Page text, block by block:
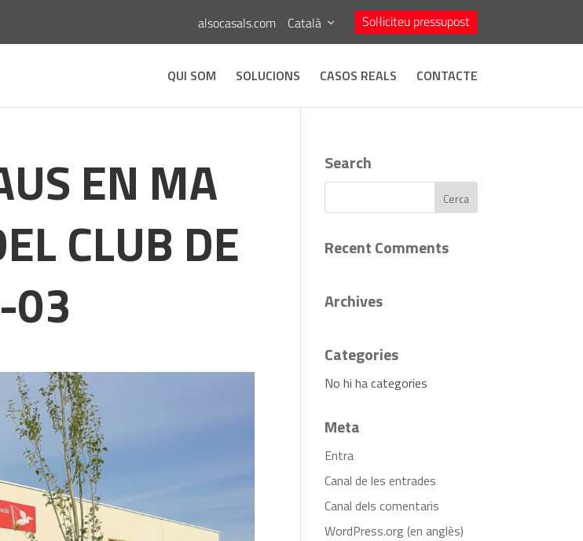
alsocasals.com Sol·liciteu pressupost
Català
QUI SOM SOLUCIONS CASOS REALS CONTACTE
EN MA
CLUB DE
03
Search
Recent Comments
Archives
Categories
No hi ha categories
Meta
Entra
Canal de les entrades
Canal dels comentaris
WordPress.org (en anglès)